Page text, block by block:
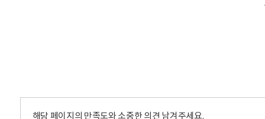
해당 페이지의 만족도와 소중한 의견 남겨주세요.